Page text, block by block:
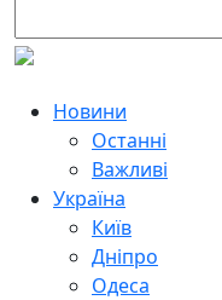
Новини
Останні
Важливі
Україна
Київ
Дніпро
Одеса